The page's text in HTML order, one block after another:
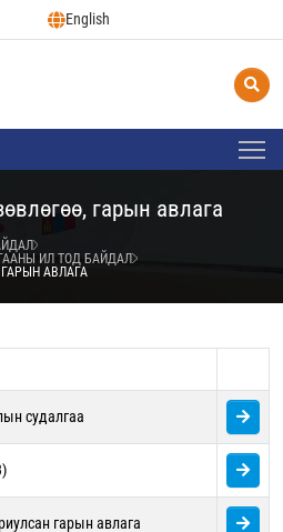
English
гарын авлага
ИЛ ТОД БАЙДАЛ
АВЛАГА
судалгаа
гарын авлага